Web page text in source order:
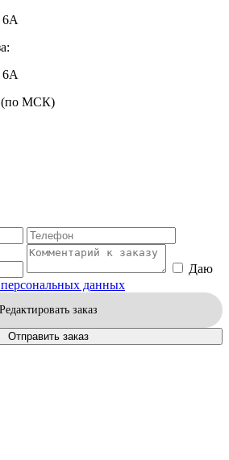
6А
6А
(по МСК)
Даю
персональных данных
Редактировать заказ
Отправить заказ